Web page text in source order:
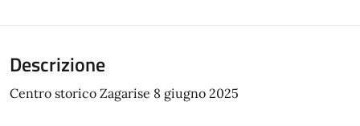
Descrizione
Centro storico Zagarise 8 giugno 2025